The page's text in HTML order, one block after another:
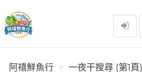
阿禧鮮魚行
阿禧鮮魚行 一夜干搜尋 (第1頁)